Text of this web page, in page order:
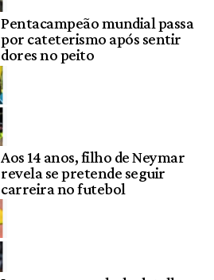
Pentacampeão mundial passa
por cateterismo após sentir
dores no peito
Aos 14 anos, filho de Neymar
revela se pretende seguir
carreira no futebol